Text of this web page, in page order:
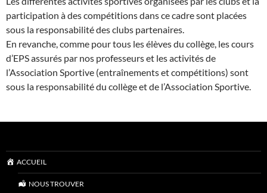
participation à des compétitions dans ce cadre sont placées
sous la responsabilité des clubs partenaires.
En revanche, comme pour tous les élèves du collège, les cours
d’EPS assurés par nos professeurs et les activités de
l’Association Sportive (entraînements et compétitions) sont
sous la responsabilité du collège et de l’Association Sportive.
ACCUEIL
NOUS TROUVER